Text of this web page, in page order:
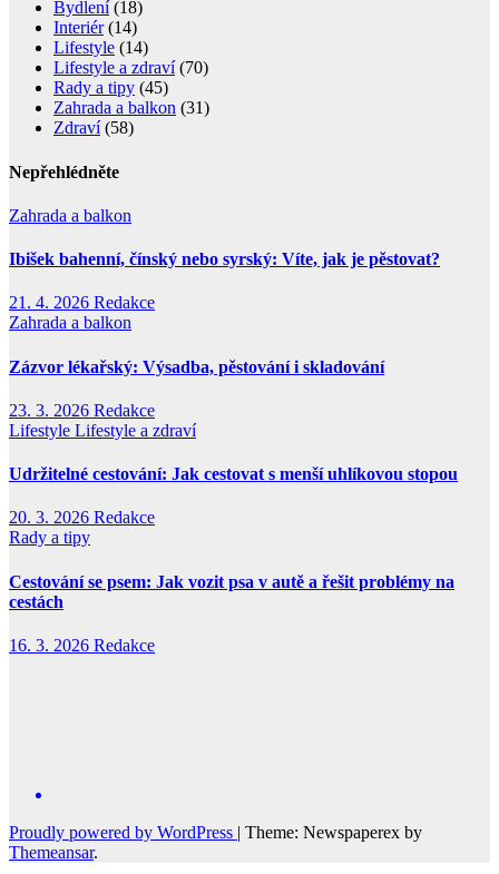
Bydlení(18)
Interiér(14)
Lifestyle (14)
Lifestyle a zdraví(70)
Rady a tipy (45)
Zahrada a balkon (31)
Zdraví(58)
Nepřehlédněte
Zahrada a balkon
Ibišek bahenní, čínský nebo syrský: Víte, jak je pěstovat?
21. 4. 2026 Redakce
Zahrada a balkon
Zázvor lékařský: Výsadba, pěstování i skladování
23. 3. 2026 Redakce
Lifestyle Lifestyle a zdraví
Udržitelné cestování: Jak cestovat s menší uhlíkovou stopou
20. 3. 2026 Redakce
Rady a tipy
Cestování se psem: Jak vozit psa v autě a řešit problémy na
cestách
16. 3. 2026 Redakce
Proudly powered by WordPress | Theme: Newspaperex by
Themeansar.